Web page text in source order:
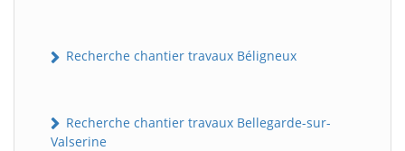
Recherche chantier travaux Béligneux
Recherche chantier travaux Bellegarde-sur-
Valserine